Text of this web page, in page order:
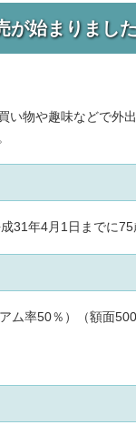
が始まりまし
い物や趣味などで外
31年4月1日までに
ム率50％）（額面500